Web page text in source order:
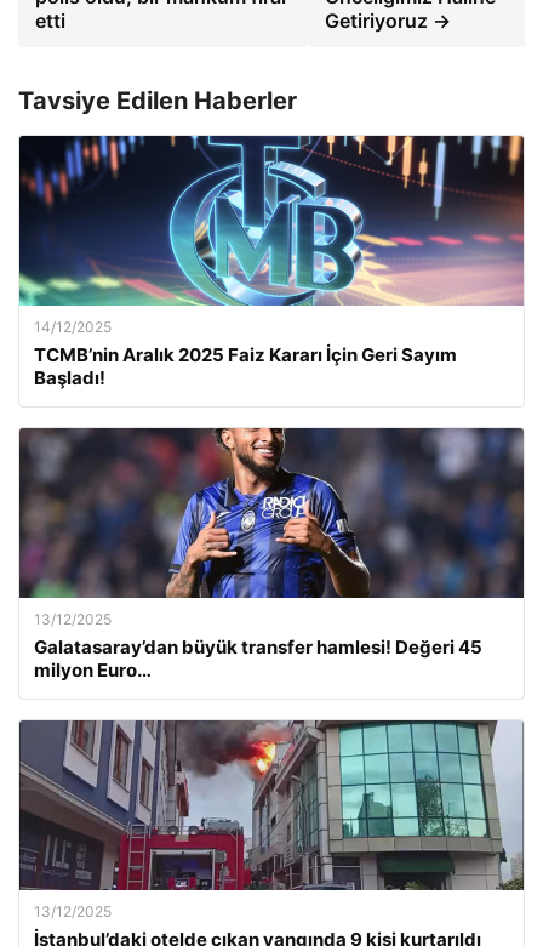
etti
Getiriyoruz →
Tavsiye Edilen Haberler
14/12/2025
TCMB’nin Aralık 2025 Faiz Kararı İçin Geri Sayım
Başladı!
13/12/2025
Galatasaray’dan büyük transfer hamlesi! Değeri 45
milyon Euro…
13/12/2025
İstanbul’daki otelde çıkan yangında 9 kişi kurtarıldı